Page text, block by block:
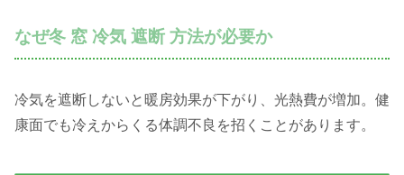
なぜ冬 窓 冷気 遮断 方法が必要か
冷気を遮断しないと暖房効果が下がり、光熱費が増加。健
康面でも冷えからくる体調不良を招くことがあります。